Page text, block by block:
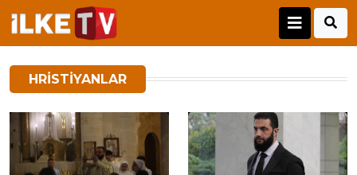
HRISTIYANLAR